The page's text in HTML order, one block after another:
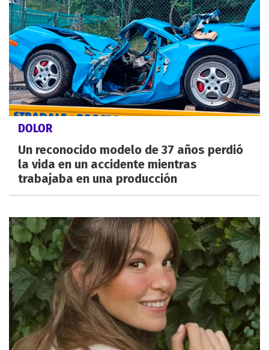
DOLOR
Un reconocido modelo de 37 años perdió
la vida en un accidente mientras
trabajaba en una producción